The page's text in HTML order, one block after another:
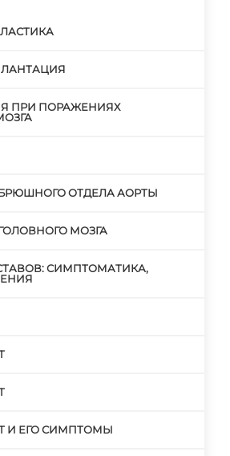
ПРИ ПОРАЖЕНИЯХ
ОТДЕЛА АОРТЫ
МОЗГА
СИМПТОМАТИКА,
И ЕГО СИМПТОМЫ